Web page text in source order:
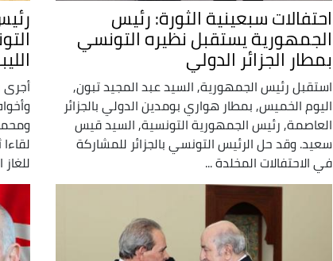
احتفالات سبعينية الثورة: رئيس
الجمهورية يستقبل نظيره التونسي
بمطار الجزائر الدولي
استقبل رئيس الجمهورية, السيد عبد المجيد تبون,
اليوم الخميس, بمطار هواري بومدين الدولي بالجزائر
العاصمة, رئيس الجمهورية التونسية, السيد قيس
سعيد. وقد حل الرئيس التونسي بالجزائر للمشاركة
في الاحتفالات المخلدة ...
أجرى